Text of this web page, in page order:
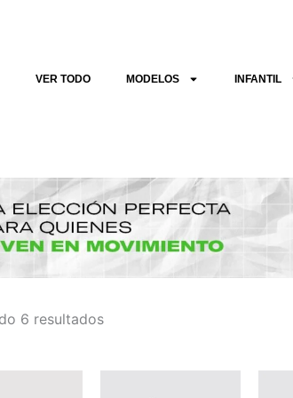
VER TODO MODELOS INFANTIL
6 resultados